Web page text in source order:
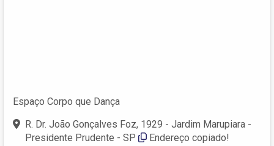
Espaço Corpo que Dança
R. Dr. João Gonçalves Foz, 1929 - Jardim Marupiara -
Presidente Prudente - SP
Endereço copiado!